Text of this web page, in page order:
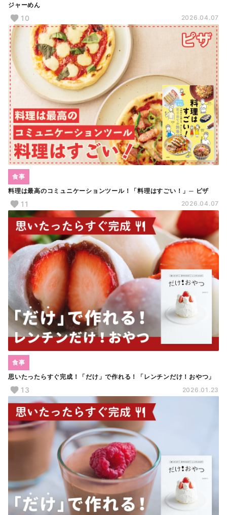
ジャーめん
10 2026.04.07
料理は最高のコミュニケーションツール！「料理はすごい！」─ ピザ
食事
11 2026.04.07
思いたったらすぐ完成！「だけ」で作れる！「レンチンだけ！おやつ」
食事
13 2026.01.23